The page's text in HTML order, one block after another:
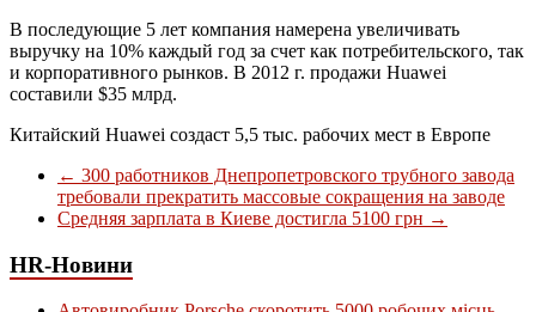
В последующие 5 лет компания намерена увеличивать
выручку на 10% каждый год за счет как потребительского, так
и корпоративного рынков. В 2012 г. продажи Huawei
составили $35 млрд.
Китайский Huawei создаст 5,5 тыс. рабочих мест в Европе
← 300 работников Днепропетровского трубного завода
требовали прекратить массовые сокращения на заводе
Средняя зарплата в Киеве достигла 5100 грн →
HR-Новини